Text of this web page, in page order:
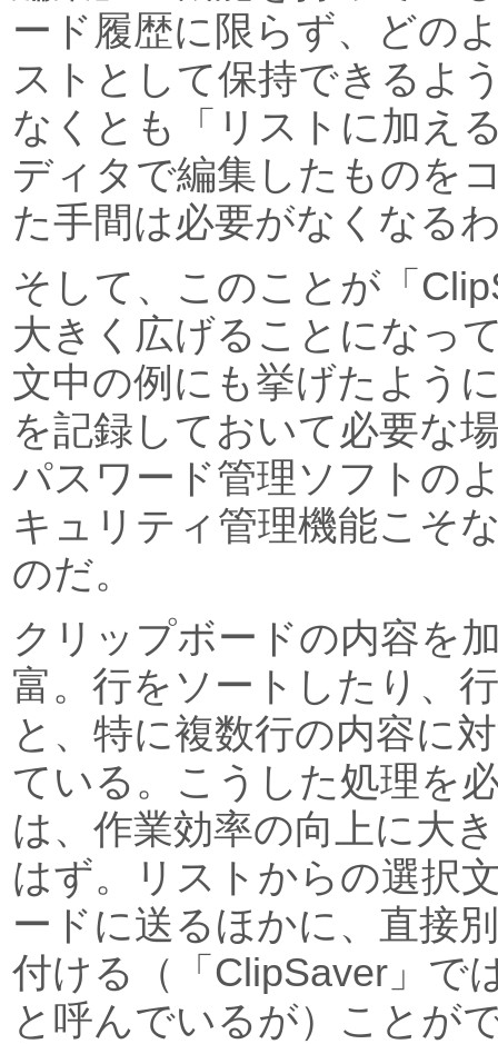
ード履歴に限らず、どの
ストとして保持できるよ
なくとも「リストに加え
ディタで編集したものを
た手間は必要がなくなる
そして、このことが「
大きく広げることになっ
文中の例にも挙げたよう
を記録しておいて必要な
パスワード管理ソフトの
キュリティ管理機能こそ
のだ。
クリップボードの内容を
富。行をソートしたり、
と、特に複数行の内容に
ている。こうした処理を
は、作業効率の向上に大
はず。リストからの選択
ードに送るほかに、直接
付ける（「ClipSaver」で
と呼んでいるが）ことが